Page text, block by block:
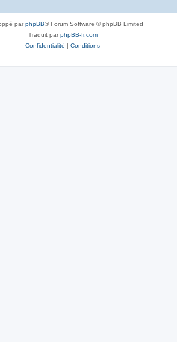
parphpBB® Forum Software © phpBB Limited
Traduit parphpBB-fr.com
Confidentialité | Conditions